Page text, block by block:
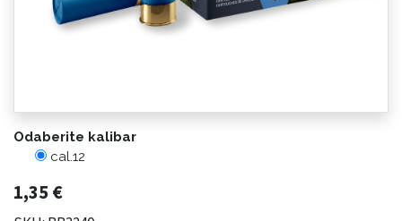
Odaberite kalibar
cal.12
1,35€